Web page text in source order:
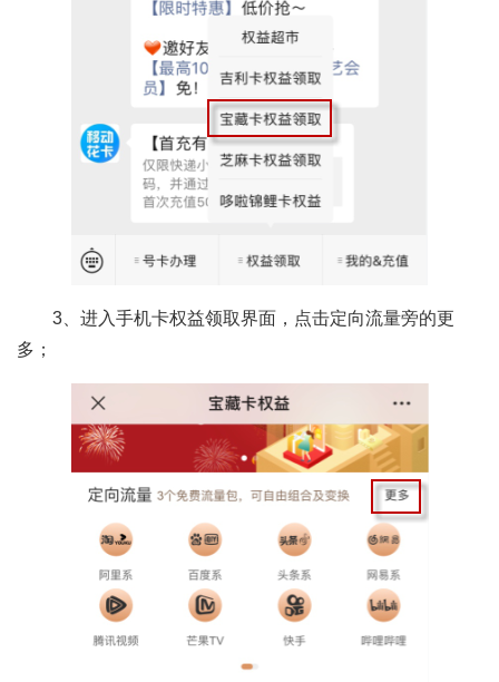
3、进入手机卡权益领取界面，点击定向流量旁的更
多；